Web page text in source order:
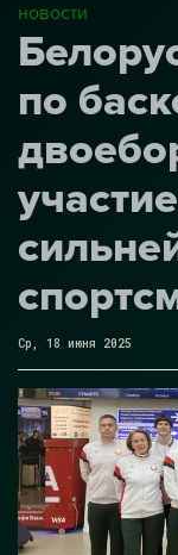
новости
по
Ср, 18 июня 2025